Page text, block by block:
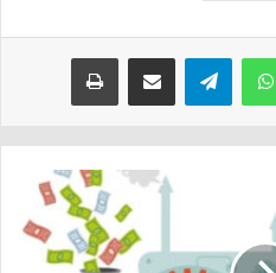
واتس آپ تلگرام